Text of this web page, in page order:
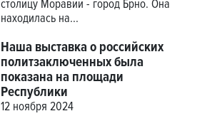
столицу Моравии - город Брно. Она
находилась на...
Наша выставка о российских
политзаключенных была
показана на площади
Республики
12 ноября 2024